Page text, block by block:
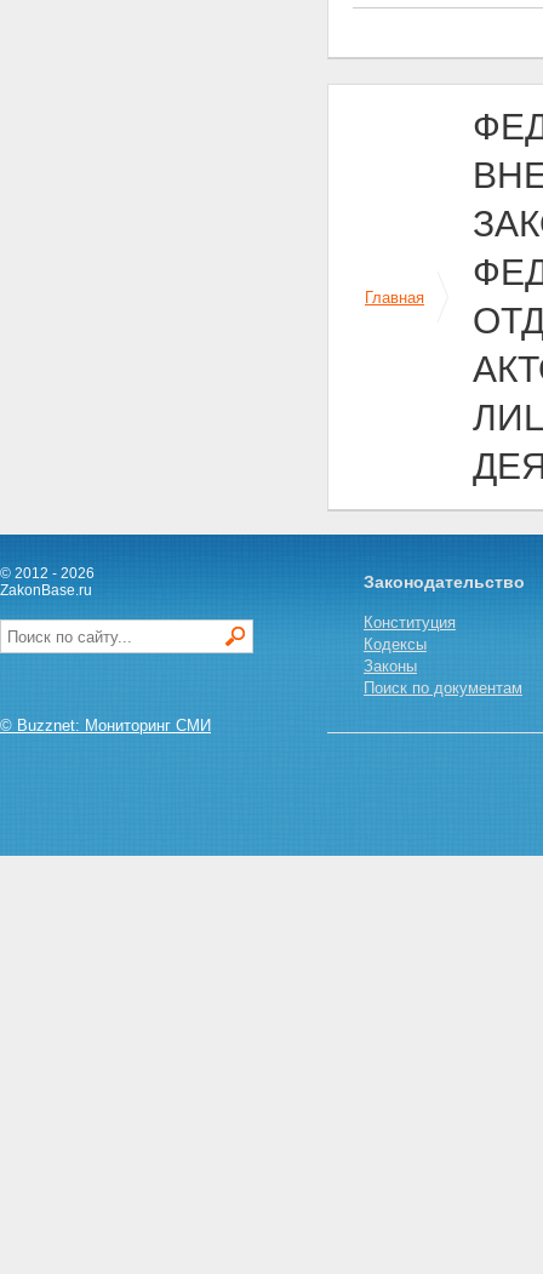
Главная
© 2012 - 2026
ZakonBase.ru
© Buzznet: Мониторинг СМИ
Законодательство
Конституция
Кодексы
Законы
Поиск по документам